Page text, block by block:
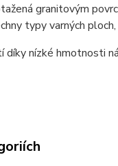
granitovým
typy varných
díky nízké hmotnosti